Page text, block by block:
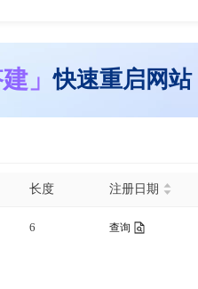
建」快速重启网
长度 注册日期
6 查询